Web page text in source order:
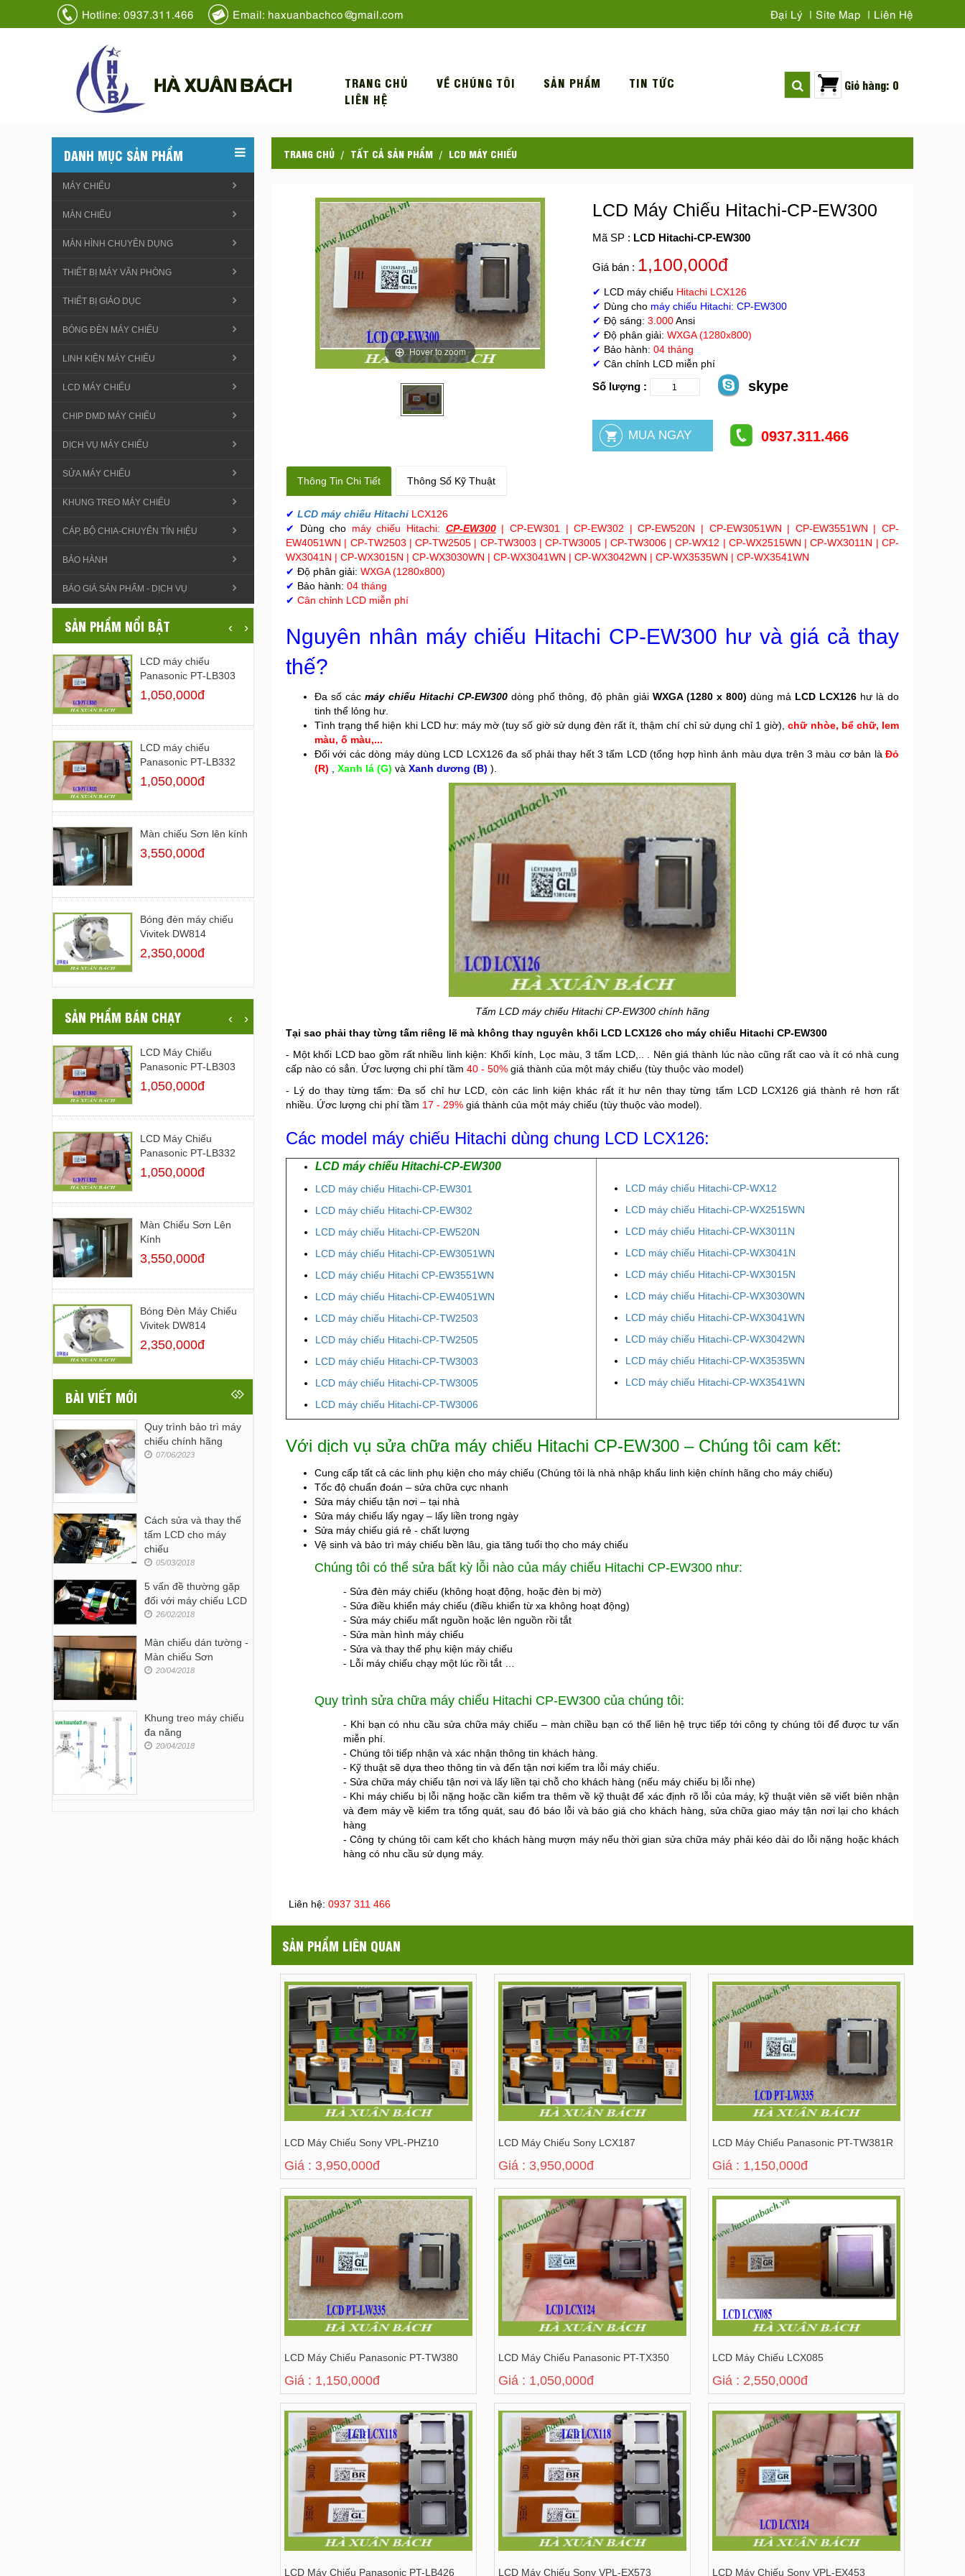
Hotline: 0937.311.466 Email: haxuanbachco@gmail.com Đại Lý Site Map Liên Hệ
HÀ XUÂN BÁCH TRANG CHỦ VỀ CHÚNG TÔI SẢN PHẨM
TIN TỨC
LIÊN HỆ
Giỏ hàng: 0
TRANG CHỦ TẤT CẢ SẢN PHẨM LCD MÁY CHIẾU
Hover to zoom
LCD Máy Chiếu Hitachi-CP-EW300
Mã SP : LCD Hitachi-CP-EW300
Giá bán : 1,100,000đ
✔ LCD máy chiếu Hitachi LCX126
✔ Dùng cho máy chiếu Hitachi: CP-EW300
✔ Độ sáng: 3.000Ansi
✔ Độ phân giải: WXGA (1280x800)
✔ Bảo hành: 04 tháng
✔ Cân chỉnh LCD miễn phí
Số lượng : skype
0937.311.466
Thông Tin Chi Tiết Thông Số Kỹ Thuật
✔ LCD máy chiếu Hitachi LCX126
✔
Dùng cho máy chiếu Hitachi: CP-EW300| CP-EW301 | CP-EW302 | CP-EW520N | CP-EW3051WN | CP-EW3551WN | CP-
EW4051WN | CP-TW2503 | CP-TW2505 | CP-TW3003 | CP-TW3005 | CP-TW3006 | CP-WX12 | CP-WX2515WN | CP-WX3011N |CP-
WX3041N | CP-WX3015N | CP-WX3030WN | CP-WX3041WN | CP-WX3042WN | CP-WX3535WN | CP-WX3541WN
✔ Độ phân giải: WXGA (1280x800)
✔ Bảo hành: 04 tháng
✔ Cân chỉnh LCD miễn phí
Nguyên nhân máy chiếu Hitachi CP-EW300 hư và giá cả thay
thế?
Đa số cácmáy chiếu Hitachi CP-EW300 dòng phổ thông, độ phân giải WXGA (1280 x 800) dùng mả LCD LCX126hư là do
tinh thể lỏng hư.
Tình trạng thể hiện khi LCD hư: máy mờ (tuy số giờ sử dụng đèn rất ít, thậm chí chỉ sử dụng chỉ 1 giờ),chữ nhòe, bể chữ, lem
màu, ố màu,...
Đối với các dòng máy dùng LCD LCX126 đa số phải thay hết 3 tấm LCD (tổng hợp hình ảnh màu dựa trên 3 màu cơ bản làĐỏ
(R)
Xanh lá (G) và Xanh dương (B) ).
Tấm LCD máy chiếu Hitachi CP-EW300 chính hãng
Tại sao phải thay từng tấm riêng lẽ mà không thay nguyên khối LCD LCX126 cho máy chiếu Hitachi CP-EW300
- Một khối LCD bao gồm rất nhiều linh kiện: Khối kính, Lọc màu, 3 tấm LCD,.. . Nên giá thành lúc nào cũng rất cao và ít có nhà cung
cấp nào có sẳn. Ứơc lượng chi phí tầm 40 - 50% giá thành của một máy chiếu (tùy thuộc vào model)
- Lý do thay từng tấm: Đa số chỉ hư LCD, còn các linh kiện khác rất ít hư nên thay từng tấm LCD LCX126 giá thành rẻ hơn rất
nhiều. Ứơc lượng chi phí tầm 17 - 29% giá thành của một máy chiếu (tùy thuộc vào model).
Các model máy chiếu Hitachi dùng chung LCD LCX126:
LCD máy chiếu Hitachi-CP-EW300
LCD máy chiếu Hitachi-CP-EW301
LCD máy chiếu Hitachi-CP-EW302
LCD máy chiếu Hitachi-CP-EW520N
LCD máy chiếu Hitachi-CP-EW3051WN
LCD máy chiếu Hitachi CP-EW3551WN
LCD máy chiếu Hitachi-CP-EW4051WN
LCD máy chiếu Hitachi-CP-TW2503
LCD máy chiếu Hitachi-CP-TW2505
LCD máy chiếu Hitachi-CP-TW3003
LCD máy chiếu Hitachi-CP-TW3005
LCD máy chiếu Hitachi-CP-TW3006
LCD máy chiếu Hitachi-CP-WX12
LCD máy chiếu Hitachi-CP-WX2515WN
LCD máy chiếu Hitachi-CP-WX3011N
LCD máy chiếu Hitachi-CP-WX3041N
LCD máy chiếu Hitachi-CP-WX3015N
LCD máy chiếu Hitachi-CP-WX3030WN
LCD máy chiếu Hitachi-CP-WX3041WN
LCD máy chiếu Hitachi-CP-WX3042WN
LCD máy chiếu Hitachi-CP-WX3535WN
LCD máy chiếu Hitachi-CP-WX3541WN
Với dịch vụ sửa chữa máy chiếu Hitachi CP-EW300 – Chúng tôi cam kết:
Cung cấp tất cả các linh phụ kiện cho máy chiếu (Chúng tôi là nhà nhập khẩu linh kiện chính hãng cho máy chiếu)
Tốc độ chuẩn đoán – sửa chữa cực nhanh
Sửa máy chiếu tận nơi – tại nhà
Sửa máy chiếu lấy ngay – lấy liền trong ngày
Sửa máy chiếu giá rẻ - chất lượng
Vệ sinh và bảo trì máy chiếu bền lâu, gia tăng tuổi thọ cho máy chiếu
Chúng tôi có thể sửa bất kỳ lỗi nào của máy chiếu Hitachi CP-EW300 như:
- Sửa đèn máy chiếu (không hoạt động, hoặc đèn bị mờ)
- Sửa điều khiển máy chiếu (điều khiển từ xa không hoạt động)
- Sửa máy chiếu mất nguồn hoặc lên nguồn rồi tắt
- Sửa màn hình máy chiếu
- Sửa và thay thế phụ kiện máy chiếu
- Lỗi máy chiếu chạy một lúc rồi tắt …
Quy trình sửa chữa máy chiếu Hitachi CP-EW300 của chúng tôi:
- Khi bạn có nhu cầu sửa chữa máy chiếu – màn chiều bạn có thể liên hệ trực tiếp tới công ty chúng tôi để được tư vấn
miễn phí.
- Chúng tôi tiếp nhận và xác nhận thông tin khách hàng.
- Kỹ thuật sẽ dựa theo thông tin và đến tận nơi kiểm tra lỗi máy chiếu.
- Sửa chữa máy chiếu tận nơi và lấy liền tại chỗ cho khách hàng (nếu máy chiếu bị lỗi nhẹ)
- Khi máy chiếu bị lỗi nặng hoặc cần kiểm tra thêm về kỹ thuật để xác định rõ lỗi của máy, kỹ thuật viên sẽ viết biên nhận
và đem máy về kiểm tra tổng quát, sau đó báo lỗi và báo giá cho khách hàng, sửa chữa giao máy tận nơi lại cho khách
hàng
- Công ty chúng tôi cam kết cho khách hàng mượn máy nếu thời gian sửa chữa máy phải kéo dài do lỗi nặng hoặc khách
hàng có nhu cầu sử dụng máy.
Liên hệ: 0937 311 466
SẢN PHẨM LIÊN QUAN
LCD Máy Chiếu Sony VPL-PHZ10
Giá : 3,950,000đ
LCD Máy Chiếu Sony LCX187
Giá : 3,950,000đ
LCD Máy Chiếu Panasonic PT-TW381R
Giá : 1,150,000đ
LCD Máy Chiếu Panasonic PT-TW380
Giá : 1,150,000đ
LCD Máy Chiếu Panasonic PT-TX350
Giá : 1,050,000đ
LCD Máy Chiếu LCX085
Giá : 2,550,000đ
LCD Máy Chiếu Panasonic PT-LB426 LCD Máy Chiếu Sony VPL-EX573 LCD Máy Chiếu Sony VPL-EX453
DANH MỤC SẢN PHẨM
MÁY CHIẾU
MÀN CHIẾU
MÀN HÌNH CHUYÊN DỤNG
THIẾT BỊ MÁY VĂN PHÒNG
THIẾT BỊ GIÁO DỤC
BÓNG ĐÈN MÁY CHIẾU
LINH KIỆN MÁY CHIẾU
LCD MÁY CHIẾU
CHIP DMD MÁY CHIẾU
DỊCH VỤ MÁY CHIẾU
SỬA MÁY CHIẾU
KHUNG TREO MÁY CHIẾU
CÁP, BỘ CHIA-CHUYỂN TÍN HIỆU
BẢO HÀNH
BÁO GIÁ SẢN PHẨM - DỊCH VỤ
SẢN PHẨM NỔI BẬT ‹ ›
LCD máy chiếu
Panasonic PT-LB303
1,050,000đ
LCD máy chiếu
Panasonic PT-LB332
1,050,000đ
Màn chiếu Sơn lên kính
3,550,000đ
Bóng đèn máy chiếu
Vivitek DW814
2,350,000đ
SẢN PHẨM BÁN CHẠY ‹ ›
LCD Máy Chiếu
Panasonic PT-LB303
1,050,000đ
LCD Máy Chiếu
Panasonic PT-LB332
1,050,000đ
Màn Chiếu Sơn Lên
Kính
3,550,000đ
Bóng Đèn Máy Chiếu
Vivitek DW814
2,350,000đ
BÀI VIẾT MỚI
Quy trình bảo trì máy
chiếu chính hãng
07/06/2023
Cách sửa và thay thế
tấm LCD cho máy
chiếu
05/03/2018
5 vấn đề thường gặp
đối với máy chiếu LCD
26/02/2018
Màn chiếu dán tường -
Màn chiếu Sơn
20/04/2018
Khung treo máy chiếu
đa năng
20/04/2018